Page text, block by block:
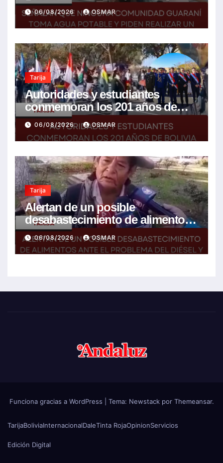
piden realizar un Foro para
resolver la problemática
06/08/2026 OSMAR
Tarija
Autoridades y estudiantes
conmemoran los 201 años de
Bolivia con la esperanza de un
mejor futuro
06/08/2026 OSMAR
Tarija
Alertan de un posible
desabastecimiento de alimentos
ante el problema del diésel y el
encarecimiento de insumos
agrícolas
06/08/2026 OSMAR
Funciona gracias a WordPress Tema: Newstackpor Themeansar.
TarijaBoliviaInternacionalDaleTinta RojaOpinionServicios
Edición Digital